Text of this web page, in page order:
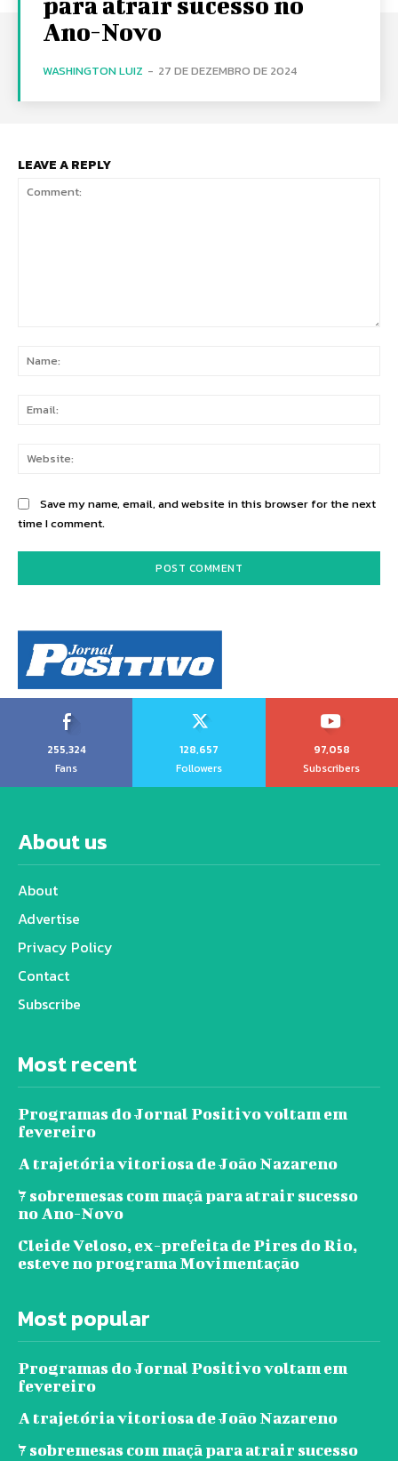
Ano-Novo
WASHINGTON LUIZ - 27 DE DEZEMBRO DE 2024
LEAVE A REPLY
Save my name, email, and website in this browser for the next
time I comment.
255,324
Fans
128,657
Followers
97,058
Subscribers
About us
About
Advertise
Privacy Policy
Contact
Subscribe
Most recent
Programas do Jornal Positivo voltam em
fevereiro
A trajetória vitoriosa de João Nazareno
7 sobremesas com maçã para atrair sucesso
no Ano-Novo
Cleide Veloso, ex-prefeita de Pires do Rio,
esteve no programa Movimentação
Most popular
Programas do Jornal Positivo voltam em
fevereiro
A trajetória vitoriosa de João Nazareno
7 sobremesas com maçã para atrair sucesso